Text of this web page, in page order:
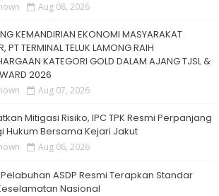
Aug 08, 2026
KEMANDIRIAN EKONOMI MASYARAKAT
PT TERMINAL TELUK LAMONG RAIH
KATEGORI GOLD DALAM AJANG TJSL &
2026
Aug 07, 2026
Mitigasi Risiko, IPC TPK Resmi Perpanjang
Hukum Bersama Kejari Jakut
Aug 06, 2026
ASDP Resmi Terapkan Standar
Nasional